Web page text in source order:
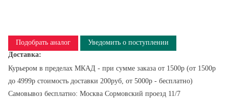
Подобрать аналог
Уведомить о поступлении
Доставка:
Курьером в пределах МКАД - при сумме заказа от 1500р (от 1500р
до 4999р стоимость доставки 200руб, от 5000р - бесплатно)
Самовывоз бесплатно: Москва Сормовский проезд 11/7